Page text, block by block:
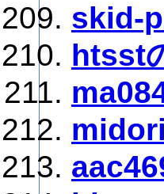
skid-
htsst